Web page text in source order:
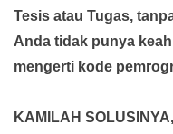
Tesis atau Tugas,
Anda tidak punya
mengerti kode
KAMILAH